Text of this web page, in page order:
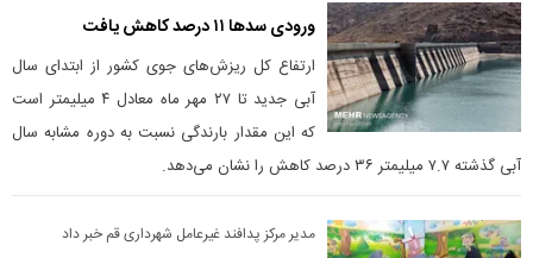
ورودی سدها ۱۱ درصد کاهش یافت
ارتفاع کل ریزش‌های جوی کشور از ابتدای سال
آبی جدید تا ۲۷ مهر ماه معادل ۴ میلیمتر است
که این مقدار بارندگی نسبت به دوره مشابه سال
آبی گذشته ۷.۷ میلیمتر ۳۶ درصد کاهش را نشان می‌دهد.
مدیر مرکز پدافند غیرعامل شهرداری قم خبر داد